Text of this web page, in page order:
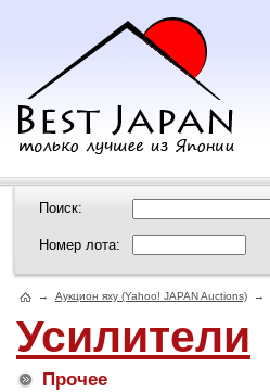
Поиск:
Номер лота:
→ Аукцион яху (Yahoo! JAPAN Auctions) →
Усилители
Прочее